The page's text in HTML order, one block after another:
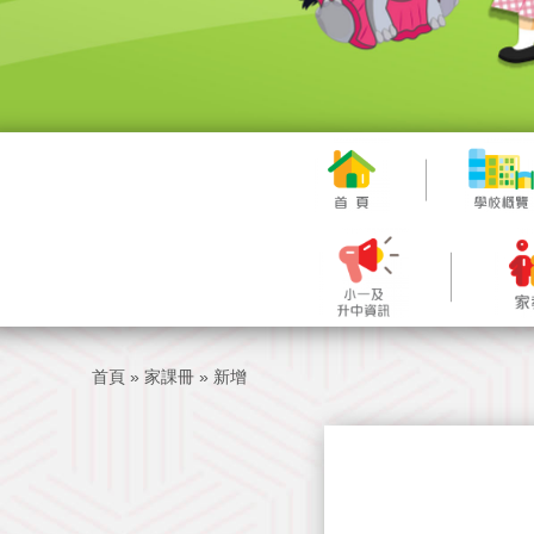
首頁 » 家課冊 » 新增